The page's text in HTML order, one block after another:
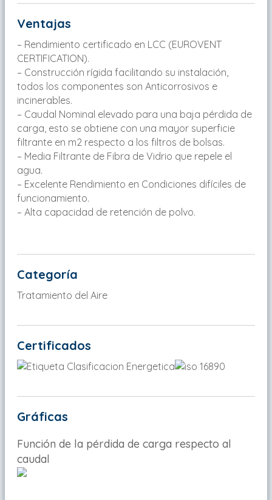
Ventajas
– Rendimiento certificado en LCC (EUROVENT
CERTIFICATION).
– Construcción rígida facilitando su instalación,
todos los componentes son Anticorrosivos e
incinerables.
– Caudal Nominal elevado para una baja pérdida de
carga, esto se obtiene con una mayor superficie
filtrante en m2 respecto a los filtros de bolsas.
– Media Filtrante de Fibra de Vidrio que repele el
agua.
– Excelente Rendimiento en Condiciones difíciles de
funcionamiento.
– Alta capacidad de retención de polvo.
Categoría
Tratamiento del Aire
Certificados
Gráficas
Función de la pérdida de carga respecto al
caudal